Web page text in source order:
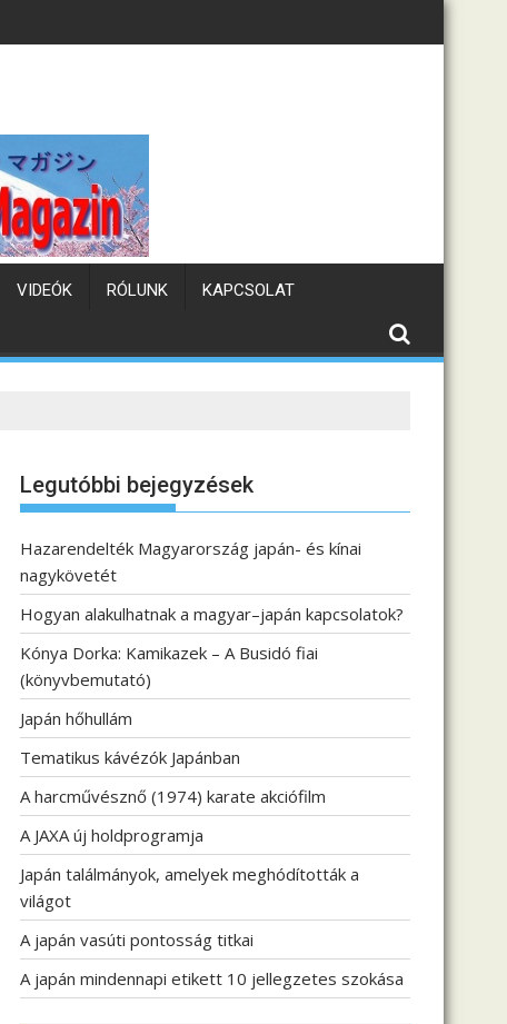
VIDEÓK RÓLUNK KAPCSOLAT
Legutóbbi bejegyzések
Hazarendelték Magyarország japán- és kínai
nagykövetét
Hogyan alakulhatnak a magyar–japán kapcsolatok?
Kónya Dorka: Kamikazek – A Busidó fiai
(könyvbemutató)
Japán hőhullám
Tematikus kávézók Japánban
A harcművésznő (1974) karate akciófilm
A JAXA új holdprogramja
Japán találmányok, amelyek meghódították a
világot
A japán vasúti pontosság titkai
A japán mindennapi etikett 10 jellegzetes szokása